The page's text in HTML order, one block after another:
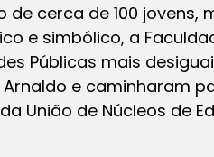
de cerca de 100 jovens,
e simbólico, a
Públicas mais
e caminharam
União de Núcleos de